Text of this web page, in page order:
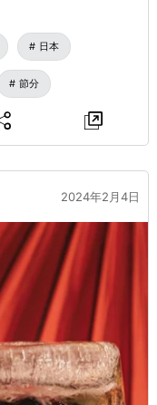
日本
節分
2024年2月4日